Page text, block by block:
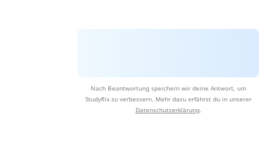
Nach Beantwortung speichern wir deine Antwort, um
Studyflix zu verbessern. Mehr dazu erfährst du in unserer
Datenschutzerklärung.